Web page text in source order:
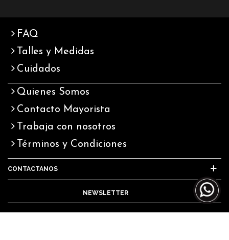
FAQ
Talles y Medidas
Cuidados
Quienes Somos
Contacto Mayorista
Trabaja con nosotros
Términos y Condiciones
CONTACTANOS
NEWSLETTER